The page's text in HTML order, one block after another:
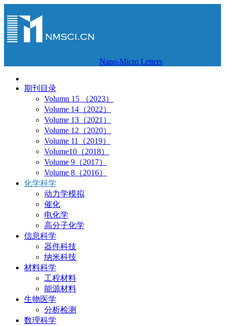
Nano-Micro Letters
期刊目录
Volumn 15 （2023）
Volume 14（2022）
Volume 13（2021）
Volume 12（2020）
Volume 11（2019）
Volume10（2018）
Volume 9（2017）
Volume 8（2016）
化学科学
动力学模拟
催化
电化学
高分子化学
信息科学
器件科技
纳米科技
材料科学
工程材料
能源材料
生物医学
分析检测
数理科学